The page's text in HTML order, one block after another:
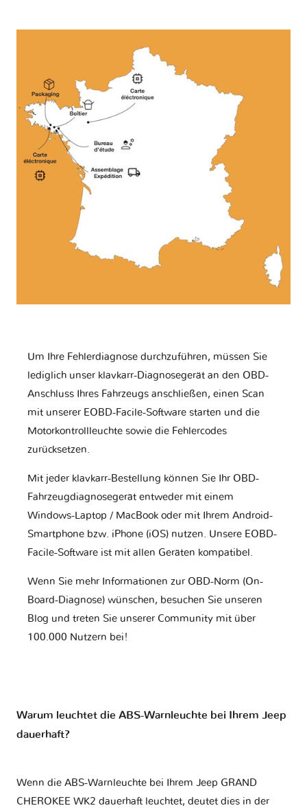
Um Ihre Fehlerdiagnose durchzuführen, müssen Sie
lediglich unser klavkarr-Diagnosegerät an den OBD-
Anschluss Ihres Fahrzeugs anschließen, einen Scan
mit unserer EOBD-Facile-Software starten und die
Motorkontrollleuchte sowie die Fehlercodes
zurücksetzen.
Mit jeder klavkarr-Bestellung können Sie Ihr OBD-
Fahrzeugdiagnosegerät entweder mit einem
Windows-Laptop / MacBook oder mit Ihrem Android-
Smartphone bzw. iPhone (iOS) nutzen. Unsere EOBD-
Facile-Software ist mit allen Geräten kompatibel.
Wenn Sie mehr Informationen zur OBD-Norm (On-
Board-Diagnose) wünschen, besuchen Sie unseren
Blog und treten Sie unserer Community mit über
100.000 Nutzern bei!
Warum leuchtet die ABS-Warnleuchte bei Ihrem Jeep
dauerhaft?
Wenn die ABS-Warnleuchte bei Ihrem Jeep GRAND
CHEROKEE WK2 dauerhaft leuchtet, deutet dies in der